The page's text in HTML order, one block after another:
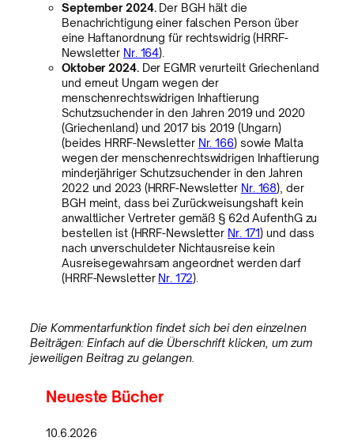
September 2024.Der BGH hält die
Benachrichtigung einer falschen Person über
eine Haftanordnung für rechtswidrig (HRRF-
Newsletter Nr. 164).
Oktober 2024.Der EGMR verurteilt Griechenland
und erneut Ungarn wegen der
menschenrechtswidrigen Inhaftierung
Schutzsuchender in den Jahren 2019 und 2020
(Griechenland) und 2017 bis 2019 (Ungarn)
(beides HRRF-Newsletter Nr. 166) sowie Malta
wegen der menschenrechtswidrigen Inhaftierung
minderjähriger Schutzsuchender in den Jahren
2022 und 2023 (HRRF-Newsletter Nr. 168), der
BGH meint, dass bei Zurückweisungshaft kein
anwaltlicher Vertreter gemäß § 62d AufenthG zu
bestellen ist (HRRF-Newsletter Nr. 171) und dass
nach unverschuldeter Nichtausreise kein
Ausreisegewahrsam angeordnet werden darf
(HRRF-Newsletter Nr. 172).
Die Kommentarfunktion findet sich bei den einzelnen
Beiträgen: Einfach auf die Überschrift klicken, um zum
jeweiligen Beitrag zu gelangen.
Neueste Bücher
10.6.2026